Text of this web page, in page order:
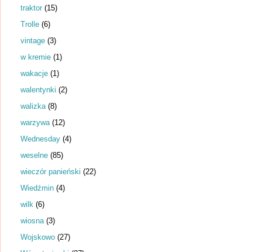
traktor (15)
Trolle (6)
vintage (3)
w kremie (1)
wakacje (1)
walentynki (2)
walizka (8)
warzywa (12)
Wednesday (4)
weselne (85)
wieczór panieński (22)
Wiedźmin (4)
wilk (6)
wiosna (3)
Wojskowo (27)